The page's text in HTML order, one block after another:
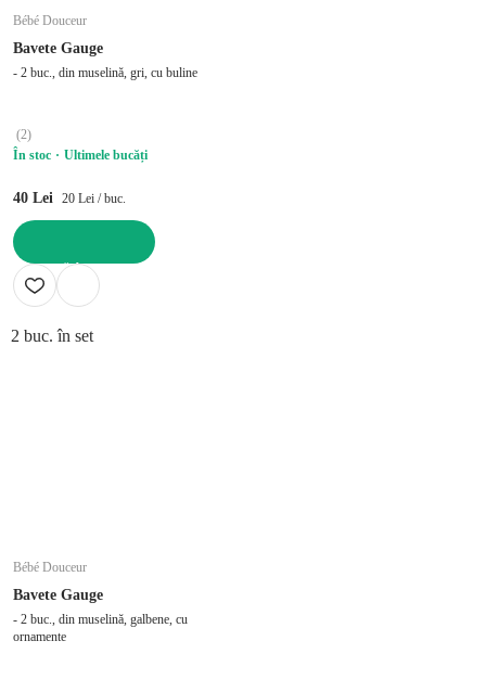
Bébé Douceur
Bavete Gauge
- 2 buc., din muselină, gri, cu buline
(2)
În stoc
Ultimele bucăți
40 Lei 20 Lei / buc.
ADAUGĂ ÎN COȘ
2 buc. în set
Bébé Douceur
Bavete Gauge
- 2 buc., din muselină, galbene, cu
ornamente